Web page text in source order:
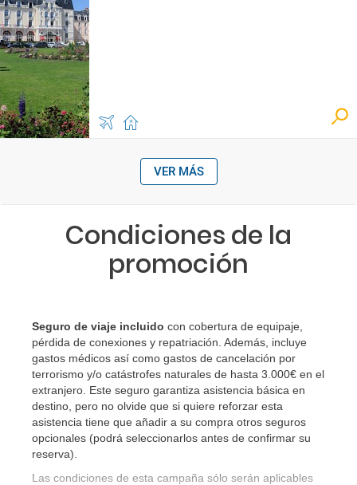
VER MÁS
Condiciones de la
promoción
Seguro de viaje incluido con cobertura de equipaje,
pérdida de conexiones y repatriación. Además, incluye
gastos médicos así como gastos de cancelación por
terrorismo y/o catástrofes naturales de hasta 3.000€ en el
extranjero. Este seguro garantiza asistencia básica en
destino, pero no olvide que si quiere reforzar esta
asistencia tiene que añadir a su compra otros seguros
opcionales (podrá seleccionarlos antes de confirmar su
reserva)
Las condiciones de esta campaña sólo serán aplicables